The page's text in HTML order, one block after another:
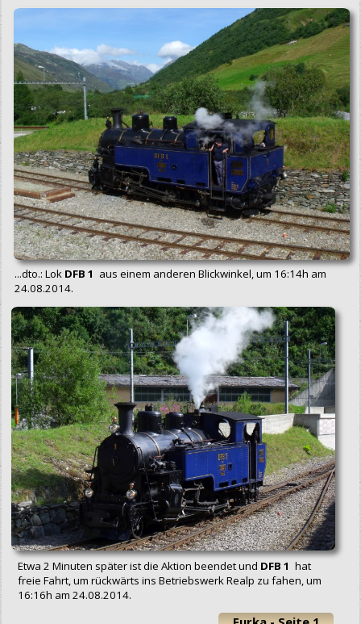
...dto.: Lok DFB 1 aus einem anderen Blickwinkel, um 16:14h am
24.08.2014.
Etwa 2 Minuten später ist die Aktion beendet und DFB 1 hat
freie Fahrt, um rückwärts ins Betriebswerk Realp zu fahen, um
16:16h am 24.08.2014.